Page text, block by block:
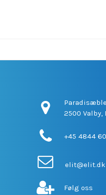
2500 Valby,
+45 4844
elit@elit.dk
Følg oss